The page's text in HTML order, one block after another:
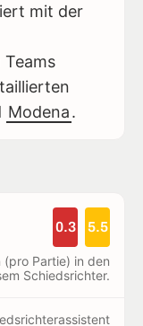
mit der
Modena.
0.3 5.5
Partie) in den
Schiedsrichter.